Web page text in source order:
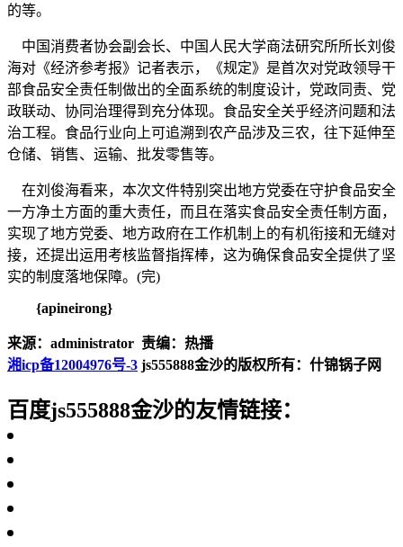
的等。
中国消费者协会副会长、中国人民大学商法研究所所长刘俊
海对《经济参考报》记者表示，《规定》是首次对党政领导干
部食品安全责任制做出的全面系统的制度设计，党政同责、党
政联动、协同治理得到充分体现。食品安全关乎经济问题和法
治工程。食品行业向上可追溯到农产品涉及三农，往下延伸至
仓储、销售、运输、批发零售等。
在刘俊海看来，本次文件特别突出地方党委在守护食品安全
一方净土方面的重大责任，而且在落实食品安全责任制方面，
实现了地方党委、地方政府在工作机制上的有机衔接和无缝对
接，还提出运用考核监督指挥棒，这为确保食品安全提供了坚
实的制度落地保障。(完)
{apineirong}
来源：administrator 责编：热播
湘icp备12004976号-3 js555888金沙的版权所有：什锦锅子网
百度js555888金沙的友情链接：